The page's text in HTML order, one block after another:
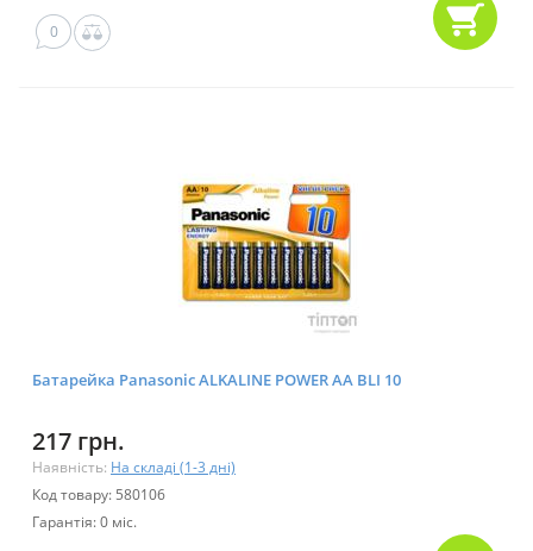
0
Батарейка Panasonic ALKALINE POWER AA BLI 10
217 грн.
Наявність: На складі (1-3 дні)
Код товару: 580106
Гарантія: 0 міс.